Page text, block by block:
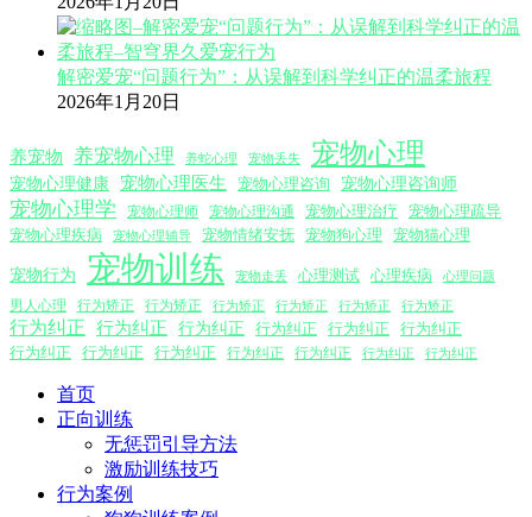
解密爱宠“问题行为”：从误解到科学纠正的温柔旅程
2026年1月20日
养宠物 养宠物心理 养蛇心理 宠物丢失 宠物心理
宠物心理健康 宠物心理医生 宠物心理咨询 宠物心理咨询师
宠物心理学 宠物心理师 宠物心理沟通 宠物心理治疗
宠物心理疏导
宠物心理疾病
宠物心理辅导 宠物情绪安抚 宠物狗心理 宠物猫心理
宠物行为 宠物训练 宠物走丢 心理测试 心理疾病 心理问题
男人心理 行为矫正 行为矫正 行为矫正 行为矫正 行为矫正 行为矫正
行为纠正 行为纠正 行为纠正 行为纠正 行为纠正
行为纠正
行为纠正
行为纠正 行为纠正 行为纠正 行为纠正 行为纠正 行为纠正
首页
正向训练
无惩罚引导方法
激励训练技巧
行为案例